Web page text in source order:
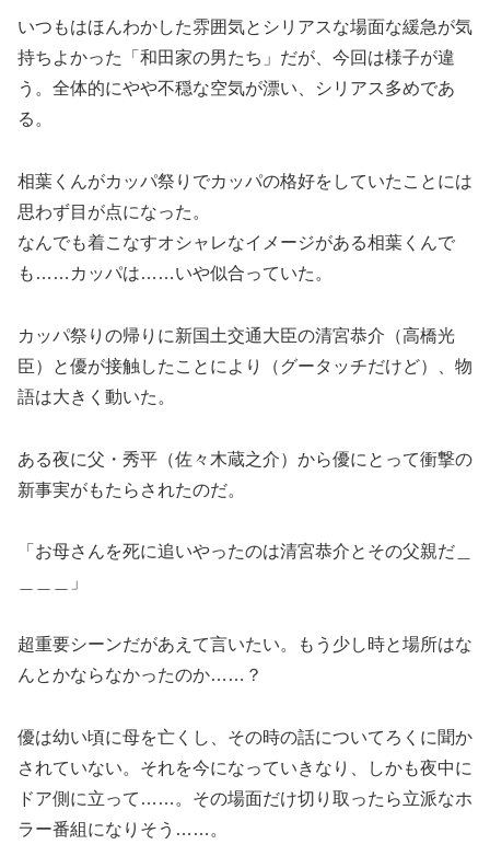
いつもはほんわかした雰囲気とシリアスな場面な緩急が気
持ちよかった「和田家の男たち」だが、今回は様子が違
う。全体的にやや不穏な空気が漂い、シリアス多めであ
る。
相葉くんがカッパ祭りでカッパの格好をしていたことには
思わず目が点になった。
なんでも着こなすオシャレなイメージがある相葉くんで
も……カッパは……いや似合っていた。
カッパ祭りの帰りに新国土交通大臣の清宮恭介（高橋光
臣）と優が接触したことにより（グータッチだけど）、物
語は大きく動いた。
ある夜に父・秀平（佐々木蔵之介）から優にとって衝撃の
新事実がもたらされたのだ。
「お母さんを死に追いやったのは清宮恭介とその父親だ＿
＿＿＿」
超重要シーンだがあえて言いたい。もう少し時と場所はな
んとかならなかったのか……？
優は幼い頃に母を亡くし、その時の話についてろくに聞か
されていない。それを今になっていきなり、しかも夜中に
ドア側に立って……。その場面だけ切り取ったら立派なホ
ラー番組になりそう……。